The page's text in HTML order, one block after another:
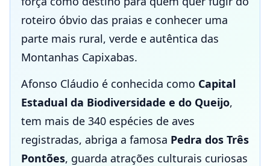
roteiro óbvio das praias e conhecer uma
parte mais rural, verde e autêntica das
Montanhas Capixabas.
Afonso Cláudio é conhecida como Capital
Estadual da Biodiversidade e do Queijo,
tem mais de 340 espécies de aves
registradas, abriga a famosa Pedra dos Três
Pontões, guarda atrações culturais curiosas